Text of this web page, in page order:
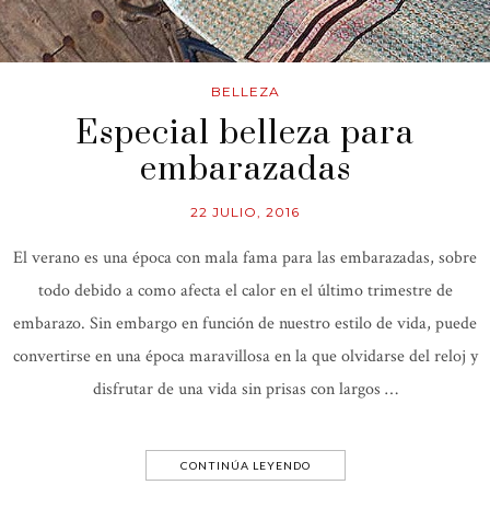
BELLEZA
Especial belleza para
embarazadas
22 JULIO, 2016
El verano es una época con mala fama para las embarazadas, sobre
todo debido a como afecta el calor en el último trimestre de
embarazo. Sin embargo en función de nuestro estilo de vida, puede
convertirse en una época maravillosa en la que olvidarse del reloj y
disfrutar de una vida sin prisas con largos …
CONTINÚA LEYENDO